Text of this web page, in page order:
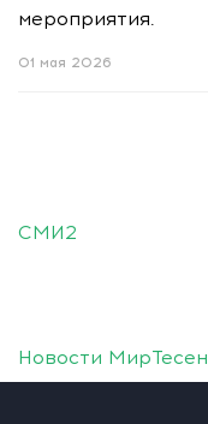
мероприятия.
01 мая 2026
СМИ2
Новости МирТесен